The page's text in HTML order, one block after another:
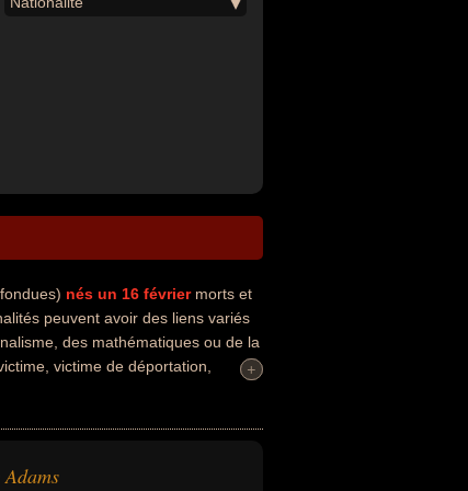
nés un 16 février morts et
peuvent avoir des liens variés
des mathématiques ou de la
victime de déportation,
+
+